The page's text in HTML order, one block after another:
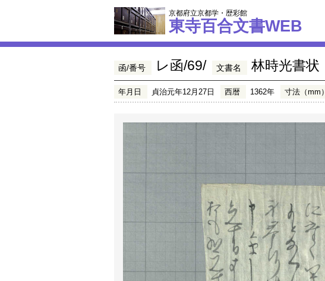
京都府立京都学・歴彩館
東寺百合文書WEB
函/番号 レ函/69/ 文書名 林時光書状
年月日 貞治元年12月27日 西暦 1362年 寸法（mm）